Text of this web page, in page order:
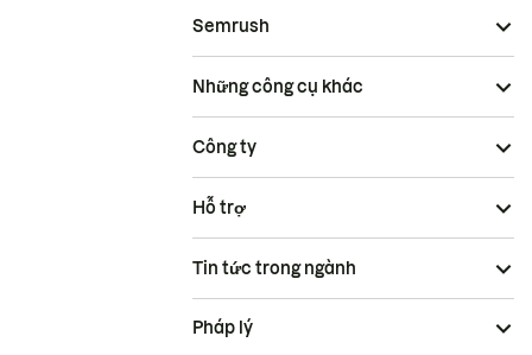
Semrush
Những công cụ khác
Công ty
Hỗ trợ
Tin tức trong ngành
Pháp lý